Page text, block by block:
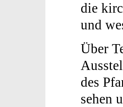
die
und
Über
des
sehen